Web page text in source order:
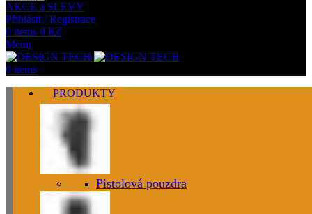
AKCE a SLEVY
Přihlásit / Registrace
0 items 0 Kč
Menu
0 items
PRODUKTY
Pistolová pouzdra